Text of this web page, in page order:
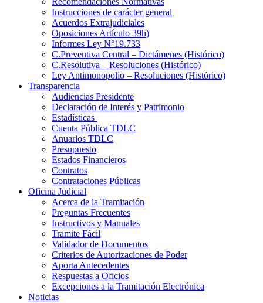
Instrucciones de carácter general
Acuerdos Extrajudiciales
Oposiciones Artículo 39h)
Informes Ley N°19.733
C.Preventiva Central – Dictámenes (Histórico)
C.Resolutiva – Resoluciones (Histórico)
Ley Antimonopolio – Resoluciones (Histórico)
Transparencia
Audiencias Presidente
Declaración de Interés y Patrimonio
Estadísticas
Cuenta Pública TDLC
Anuarios TDLC
Presupuesto
Estados Financieros
Contratos
Contrataciones Públicas
Oficina Judicial
Acerca de la Tramitación
Preguntas Frecuentes
Instructivos y Manuales
Tramite Fácil
Validador de Documentos
Criterios de Autorizaciones de Poder
Aporta Antecedentes
Respuestas a Oficios
Excepciones a la Tramitación Electrónica
Noticias